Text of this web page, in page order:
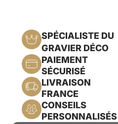
SPÉCIALISTE DU
GRAVIER DÉCO
PAIEMENT
SÉCURISÉ
LIVRAISON
FRANCE
CONSEILS
PERSONNALISÉS